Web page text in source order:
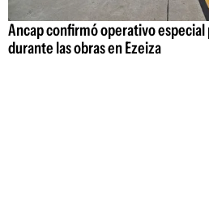
Ancap confirmó operativo especial
durante las obras en Ezeiza